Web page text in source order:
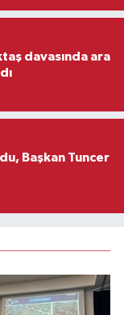
davasında ara
Başkan Tuncer